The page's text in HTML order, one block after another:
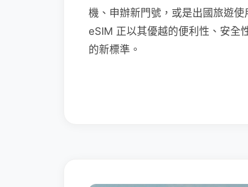
機、申辦新門號，或是出國旅遊
eSIM 正以其優越的便利性、安全
的新標準。